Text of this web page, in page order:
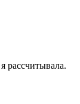
рассчитывала.